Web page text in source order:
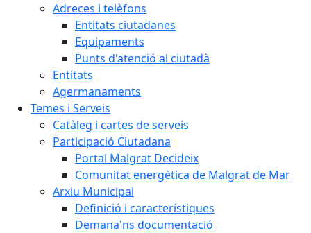
Adreces i telèfons
Entitats ciutadanes
Equipaments
Punts d'atenció al ciutadà
Entitats
Agermanaments
Temes i Serveis
Catàleg i cartes de serveis
Participació Ciutadana
Portal Malgrat Decideix
Comunitat energètica de Malgrat de Mar
Arxiu Municipal
Definició i característiques
Demana'ns documentació